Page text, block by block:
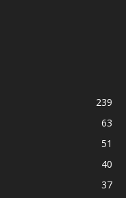
239
63
51
40
37